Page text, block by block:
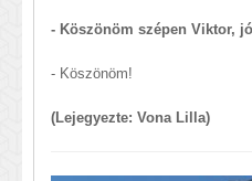
- Köszönöm szépen Viktor,
- Köszönöm!
(Lejegyezte: Vona Lilla)